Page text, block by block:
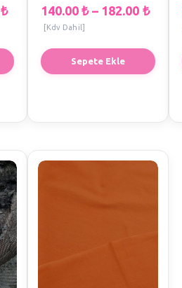
₺
Sepete Ekle
140.00₺ – 182.00 ₺
[Kdv Dahil]